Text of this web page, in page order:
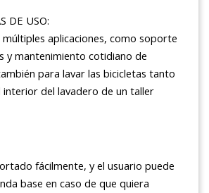
DE USO:
aplicaciones, como soporte
y mantenimiento cotidiano de
para lavar las bicicletas tanto
del lavadero de un taller
fácilmente, y el usuario puede
base en caso de que quiera